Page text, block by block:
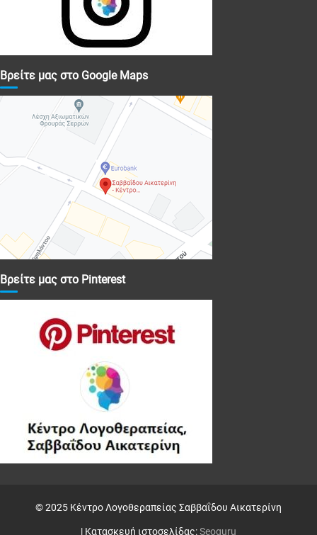
Βρείτε μας στο Google Maps
Βρείτε μας στο Pinterest
© 2025 Κέντρο Λογοθεραπείας Σαββαΐδου Αικατερίνη
| Κατασκευή ιστοσελίδας:Seoguru